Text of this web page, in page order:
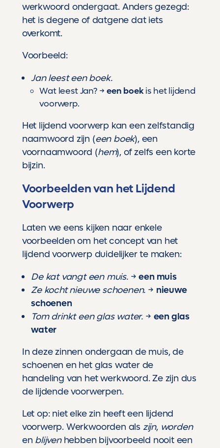
werkwoord ondergaat. Anders gezegd:
het is degene of datgene dat iets
overkomt.
Voorbeeld:
Jan leest een boek.
Wat leest Jan? →een boekis het lijdend
voorwerp.
Het lijdend voorwerp kan een zelfstandig
naamwoord zijn (een boek), een
voornaamwoord (hem), of zelfs een korte
bijzin.
Voorbeelden van het Lijdend
Voorwerp
Laten we eens kijken naar enkele
voorbeelden om het concept van het
lijdend voorwerp duidelijker te maken:
De kat vangt een muis.→een muis
Ze kocht nieuwe schoenen. → nieuwe
schoenen
Tom drinkt een glas water. → een glas
water
In deze zinnen ondergaan de muis, de
schoenen en het glas water de
handeling van het werkwoord. Ze zijn dus
de lijdende voorwerpen.
Let op: niet elke zin heeft een lijdend
voorwerp. Werkwoorden als zijn, worden
en blijvenhebben bijvoorbeeld nooit een